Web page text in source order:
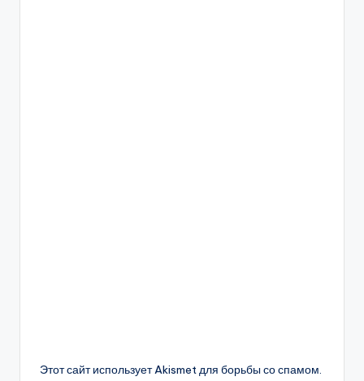
Этот сайт использует Akismet для борьбы со спамом.